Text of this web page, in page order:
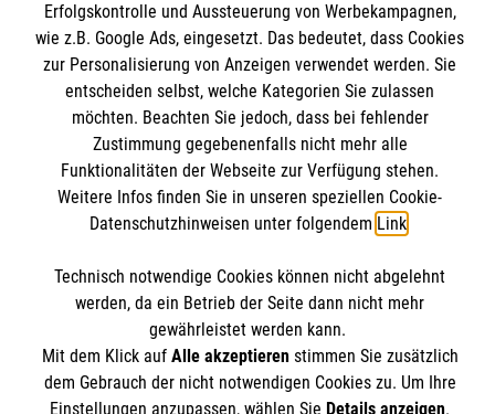
Mitarbeiten
Über uns
Presse und Medien
Transparenz
Datenschutz
Malteser online
Malteserorden
Malteser Jugend
Malteser International
Mediathek
Sharepoint
Bankverbindung
Empfänger: Malteser Hilfsdienst gGmbH
BIC: BFSWDE33XX
Soziale Netzwerke
Der Malteser Hilfsdienst e.V. ist als eingetragene
gemeinnützige Organisation von der Körperschaft- und
Erfolgskontrolle und Aussteuerung von Werbekampagnen,
wie z.B. Google Ads, eingesetzt. Das bedeutet, dass Cookies
zur Personalisierung von Anzeigen verwendet werden. Sie
entscheiden selbst, welche Kategorien Sie zulassen
möchten. Beachten Sie jedoch, dass bei fehlender
Zustimmung gegebenenfalls nicht mehr alle
Funktionalitäten der Webseite zur Verfügung stehen.
Weitere Infos finden Sie in unseren speziellen Cookie-
Datenschutzhinweisen unter folgendem Link.
Technisch notwendige Cookies können nicht abgelehnt
werden, da ein Betrieb der Seite dann nicht mehr
gewährleistet werden kann.
Mit dem Klick auf Alle akzeptierenstimmen Sie zusätzlich
dem Gebrauch der nicht notwendigen Cookies zu. Um Ihre
Einstellungen anzupassen, wählen Sie Details anzeigen.